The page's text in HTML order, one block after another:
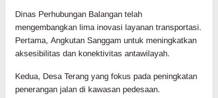
Dinas Perhubungan Balangan telah
mengembangkan lima inovasi layanan transportasi.
Pertama, Angkutan Sanggam untuk meningkatkan
aksesibilitas dan konektivitas antawilayah.
Kedua, Desa Terang yang fokus pada peningkatan
penerangan jalan di kawasan pedesaan.